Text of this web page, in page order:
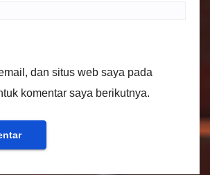
dan situs web saya pada
komentar saya berikutnya.